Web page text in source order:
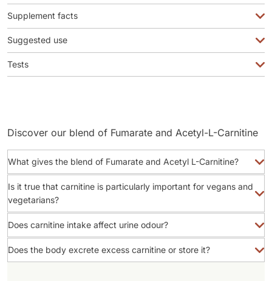
Supplement facts
Suggested use
Tests
Discover our blend of Fumarate and Acetyl-L-Carnitine
What gives the blend of Fumarate and Acetyl L-Carnitine?
Is it true that carnitine is particularly important for vegans and
vegetarians?
Does carnitine intake affect urine odour?
Does the body excrete excess carnitine or store it?